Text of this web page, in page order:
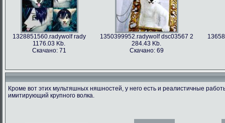
1328851560.radywolf rady
1176.03 Kb.
Скачано: 71
1350399952.radywolf dsc03567 2
284.43 Kb.
Скачано: 69
Кроме вот этих мультяшных няшностей, у него есть и реалистичные
имитирующий крупного волка.